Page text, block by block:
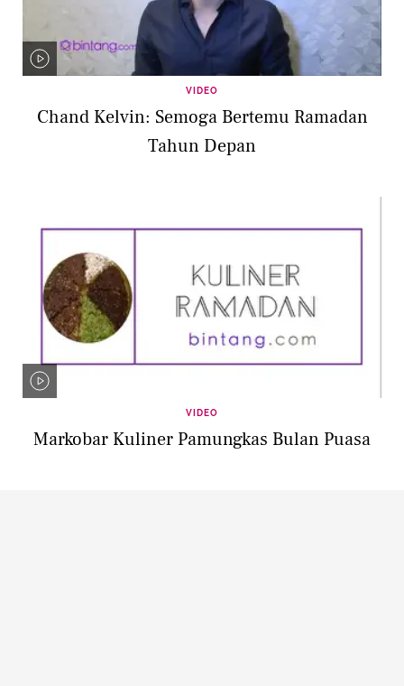
VIDEO
Chand Kelvin: Semoga Bertemu Ramadan
Tahun Depan
VIDEO
Markobar Kuliner Pamungkas Bulan Puasa